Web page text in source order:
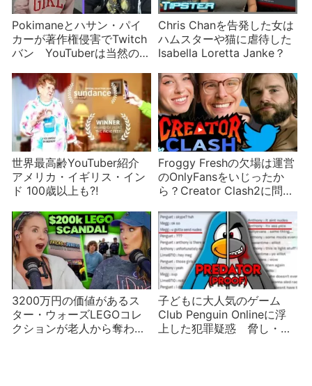
Pokimaneとハサン・パイ
カーが著作権侵害でTwitch
バン YouTuberは当然の報
Chris Chanを告発した女は
ハムスターや猫に虐待した
Isabella Loretta Janke？
世界最高齢YouTuber紹介
アメリカ・イギリス・イン
ド 100歳以上も⁈
Froggy Freshの欠場は運営
のOnlyFansをいじったか
ら？Creator Clash2に問題
3200万円の価値があるス
ター・ウォーズLEGOコレ
クションが老人から奪われ
子どもに大人気のゲーム
Club Penguin Onlineに浮
上した犯罪疑惑 脅し・サ